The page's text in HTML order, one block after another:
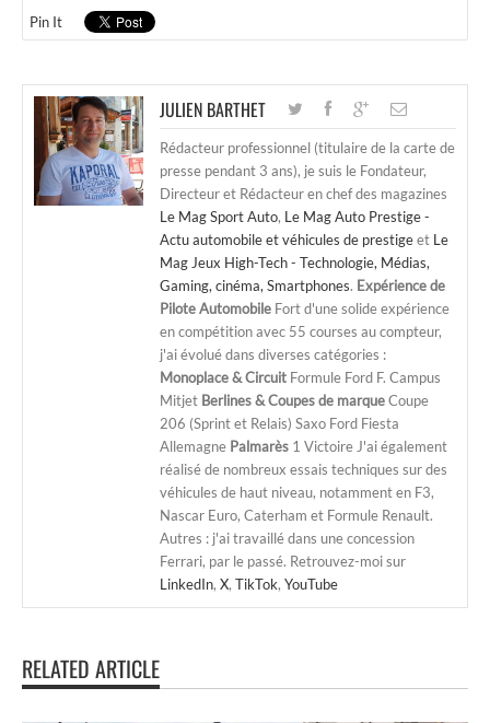
Pin It
JULIEN BARTHET
Rédacteur professionnel (titulaire de la carte de
presse pendant 3 ans), je suis le Fondateur,
Directeur et Rédacteur en chef des magazines
Le Mag Sport Auto, Le Mag Auto Prestige -
Actu automobile et véhicules de prestigeet Le
Mag Jeux High-Tech - Technologie, Médias,
Gaming, cinéma, Smartphones. Expérience de
Pilote Automobile Fort d'une solide expérience
en compétition avec 55 courses au compteur,
j'ai évolué dans diverses catégories :
Monoplace & Circuit Formule Ford F. Campus
Mitjet Berlines & Coupes de marqueCoupe
206 (Sprint et Relais) Saxo Ford Fiesta
Allemagne Palmarès 1 Victoire J'ai également
réalisé de nombreux essais techniques sur des
véhicules de haut niveau, notamment en F3,
Nascar Euro, Caterham et Formule Renault.
Autres : j'ai travaillé dans une concession
Ferrari, par le passé. Retrouvez-moi sur
LinkedIn, X, TikTok, YouTube
RELATED ARTICLE